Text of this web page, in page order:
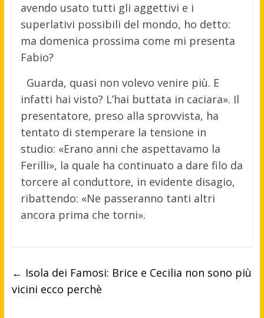
avendo usato tutti gli aggettivi e i
superlativi possibili del mondo, ho detto:
ma domenica prossima come mi presenta
Fabio?
Guarda, quasi non volevo venire più. E
infatti hai visto? L’hai buttata in caciara». Il
presentatore, preso alla sprovvista, ha
tentato di stemperare la tensione in
studio: «Erano anni che aspettavamo la
Ferilli», la quale ha continuato a dare filo da
torcere al conduttore, in evidente disagio,
ribattendo: «Ne passeranno tanti altri
ancora prima che torni».
← Isola dei Famosi: Brice e Cecilia non sono più
vicini ecco perchè